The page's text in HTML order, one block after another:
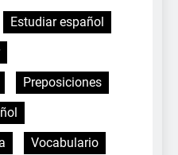
Estudiar español
Preposiciones
Vocabulario